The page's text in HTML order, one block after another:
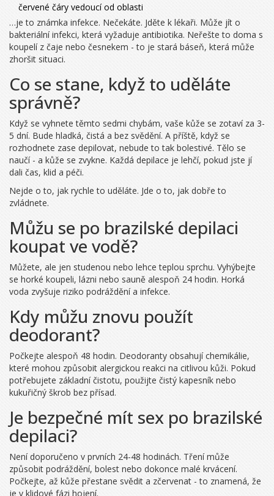
červené čáry vedoucí od oblasti
…je to známka infekce. Nečekáte. Jděte k lékaři. Může jít o
bakteriální infekci, která vyžaduje antibiotika. Neřešte to doma s
koupelí z čaje nebo česnekem - to je stará báseň, která může
zhoršit situaci.
Co se stane, když to uděláte
správně?
Když se vyhnete těmto sedmi chybám, vaše kůže se zotaví za 3-
5 dní. Bude hladká, čistá a bez svědění. A příště, když se
rozhodnete zase depilovat, nebude to tak bolestivé. Tělo se
naučí - a kůže se zvykne. Každá depilace je lehčí, pokud jste jí
dali čas, klid a péči.
Nejde o to, jak rychle to uděláte. Jde o to, jak dobře to
zvládnete.
Můžu se po brazilské depilaci
koupat ve vodě?
Můžete, ale jen studenou nebo lehce teplou sprchu. Vyhýbejte
se horké koupeli, lázni nebo sauně alespoň 24 hodin. Horká
voda zvyšuje riziko podráždění a infekce.
Kdy můžu znovu použít
deodorant?
Počkejte alespoň 48 hodin. Deodoranty obsahují chemikálie,
které mohou způsobit alergickou reakci na citlivou kůži. Pokud
potřebujete základní čistotu, použijte čistý kapesník nebo
kukuřičný škrob bez přísad.
Je bezpečné mít sex po brazilské
depilaci?
Není doporučeno v prvních 24-48 hodinách. Tření může
způsobit podráždění, bolest nebo dokonce malé krvácení.
Počkejte, až kůže přestane svědit a zčervenat - to znamená, že
je v klidové fázi hojení.